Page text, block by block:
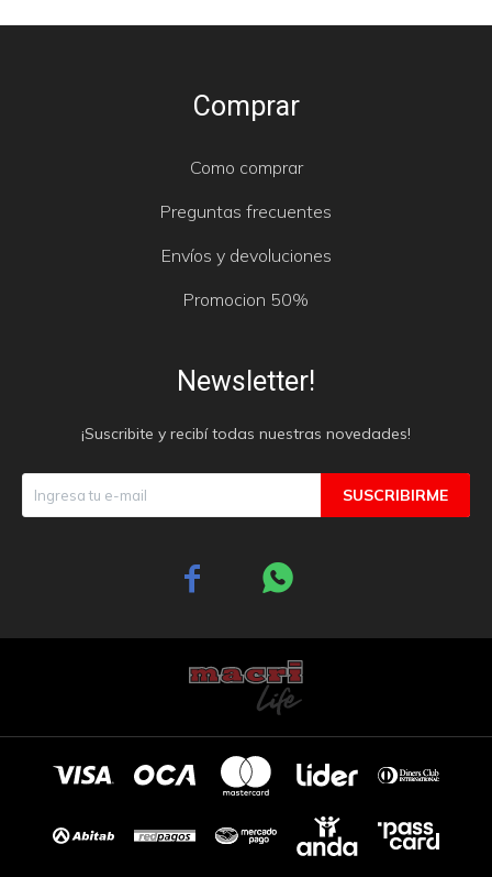
Comprar
Como comprar
Preguntas frecuentes
Envíos y devoluciones
Promocion 50%
Newsletter!
¡Suscribite y recibí todas nuestras novedades!
SUSCRIBIRME
 